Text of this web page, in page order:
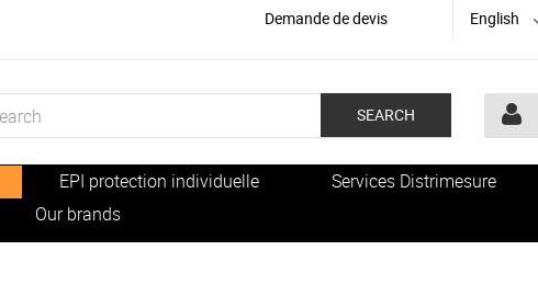
Demande de devis English
SEARCH
EPI protection individuelle
Services Distrimesure
Our brands